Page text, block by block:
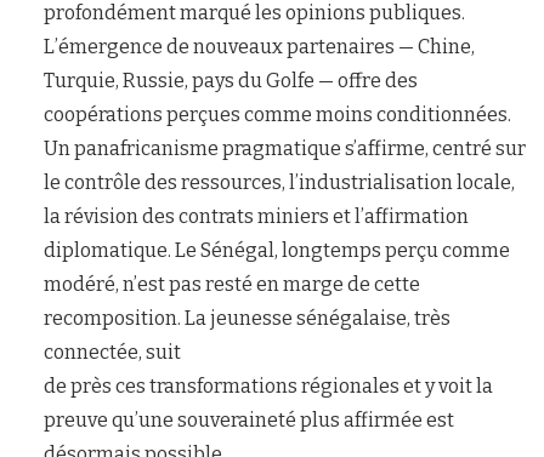
profondément marqué les opinions publiques.
L’émergence de nouveaux partenaires — Chine,
Turquie, Russie, pays du Golfe — offre des
coopérations perçues comme moins conditionnées.
Un panafricanisme pragmatique s’affirme, centré sur
le contrôle des ressources, l’industrialisation locale,
la révision des contrats miniers et l’affirmation
diplomatique. Le Sénégal, longtemps perçu comme
modéré, n’est pas resté en marge de cette
recomposition. La jeunesse sénégalaise, très
connectée, suit
de près ces transformations régionales et y voit la
preuve qu’une souveraineté plus affirmée est